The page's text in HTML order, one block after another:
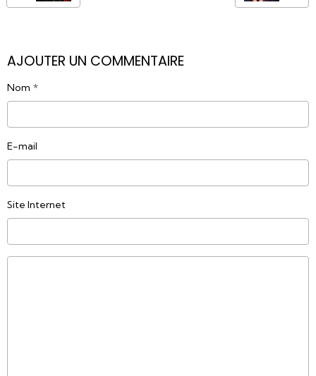
AJOUTER UN COMMENTAIRE
Nom
E-mail
Site Internet